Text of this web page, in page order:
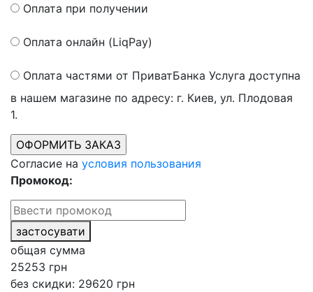
Оплата при получении
Оплата онлайн (LiqPay)
Оплата частями от ПриватБанка Услуга доступна
в нашем магазине по адресу: г. Киев, ул. Плодовая
1.
Согласие на условия пользования
Промокод:
застосувати
общая сумма
25253 грн
без скидки: 29620 грн